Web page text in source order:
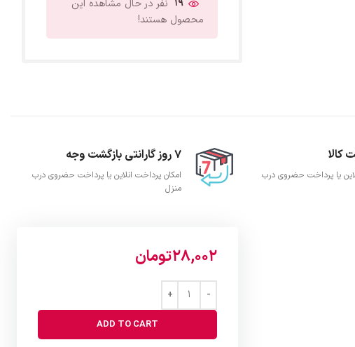
نفر در حال مشاهده این
محصول هستند!
کالا
یا پرداخت حضروی درب
7 روز گارانتی بازگشت وجه
امکان پرداخت انلاین یا پرداخت حضروی درب
منزل
28,002تومان
ADD TO CART